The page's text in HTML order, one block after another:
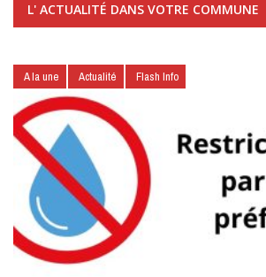
L' ACTUALITÉ DANS VOTRE COMMUNE
A la une Actualité Flash Info